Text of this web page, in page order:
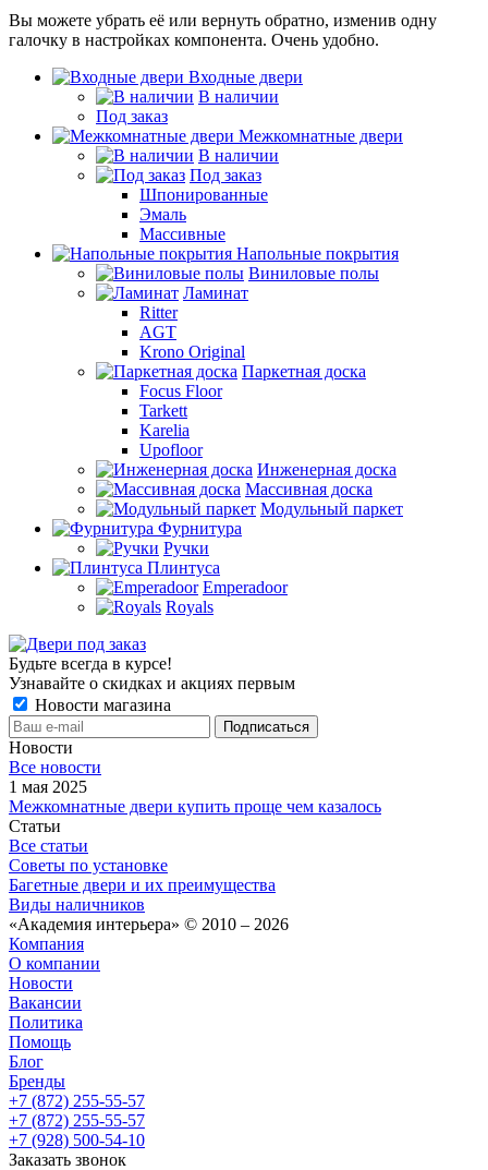
Вы можете убрать её или вернуть обратно, изменив одну
галочку в настройках компонента. Очень удобно.
Входные двери
В наличии
Под заказ
Межкомнатные двери
В наличии
Под заказ
Шпонированные
Эмаль
Массивные
Напольные покрытия
Виниловые полы
Ламинат
Ritter
AGT
Krono Original
Паркетная доска
Focus Floor
Tarkett
Karelia
Upofloor
Инженерная доска
Массивная доска
Модульный паркет
Фурнитура
Ручки
Плинтуса
Emperadoor
Royals
Будьте всегда в курсе!
Узнавайте о скидках и акциях первым
Новости магазина
Новости
Все новости
1 мая 2025
Межкомнатные двери купить проще чем казалось
Статьи
Все статьи
Советы по установке
Багетные двери и их преимущества
Виды наличников
«Академия интерьера» © 2010 – 2026
Компания
О компании
Новости
Вакансии
Политика
Помощь
Блог
Бренды
+7 (872) 255-55-57
+7 (872) 255-55-57
+7 (928) 500-54-10
Заказать звонок